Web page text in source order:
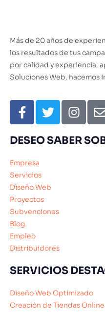
Más de 20 años de
los resultados de tus
por calidad y experiencia,
Soluciones Web, hacemos
DESEO SABER
Empresa
Servicios
Diseño Web
Proyectos
Subvenciones
Blog
Empleo
Distribuidores
SERVICIOS
Diseño Web Optimizado
Creación de Tiendas Online